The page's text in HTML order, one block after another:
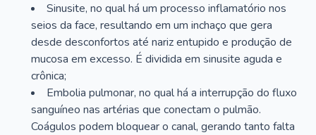
Sinusite, no qual há um processo inflamatório nos
seios da face, resultando em um inchaço que gera
desde desconfortos até nariz entupido e produção de
mucosa em excesso. É dividida em sinusite aguda e
crônica;
Embolia pulmonar, no qual há a interrupção do fluxo
sanguíneo nas artérias que conectam o pulmão.
Coágulos podem bloquear o canal, gerando tanto falta